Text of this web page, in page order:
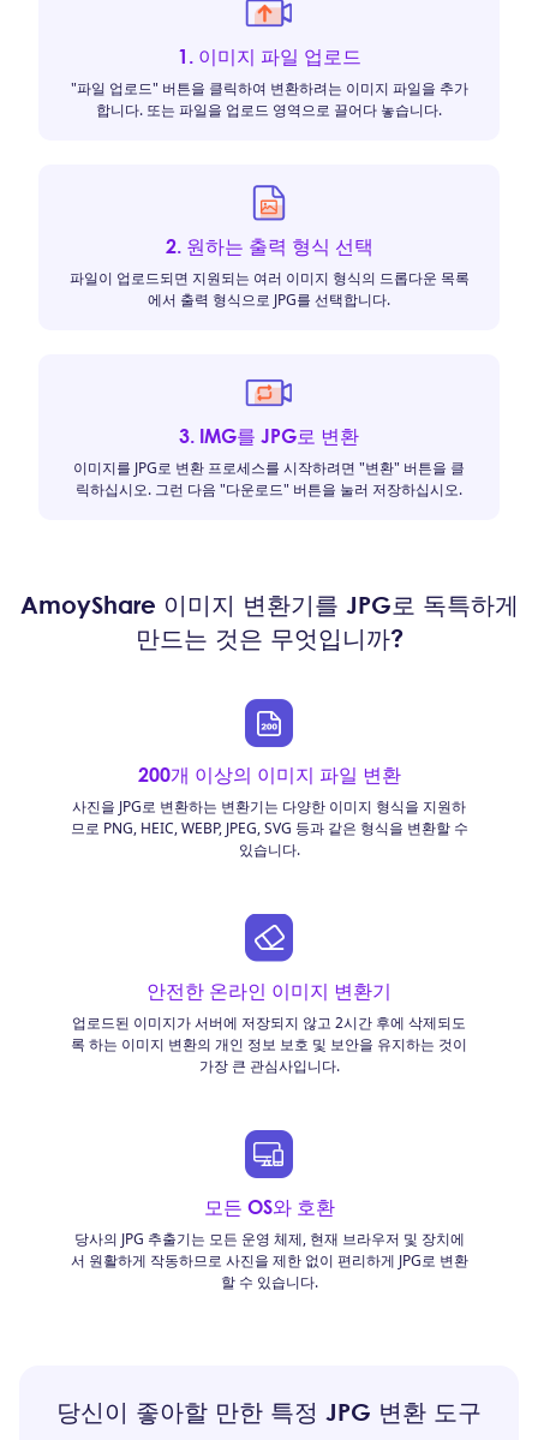
1. 이미지 파일 업로드
"파일 업로드" 버튼을 클릭하여 변환하려는 이미지 파일을 추가
합니다. 또는 파일을 업로드 영역으로 끌어다 놓습니다.
2. 원하는 출력 형식 선택
파일이 업로드되면 지원되는 여러 이미지 형식의 드롭다운 목록
에서 출력 형식으로 JPG를 선택합니다.
3. IMG를 JPG로 변환
이미지를 JPG로 변환 프로세스를 시작하려면 "변환" 버튼을 클
릭하십시오. 그런 다음 "다운로드" 버튼을 눌러 저장하십시오.
AmoyShare 이미지 변환기를 JPG로 독특하게
만드는 것은 무엇입니까?
200개 이상의 이미지 파일 변환
사진을 JPG로 변환하는 변환기는 다양한 이미지 형식을 지원하
므로 PNG, HEIC, WEBP, JPEG, SVG 등과 같은 형식을 변환할 수
있습니다.
안전한 온라인 이미지 변환기
업로드된 이미지가 서버에 저장되지 않고 2시간 후에 삭제되도
록 하는 이미지 변환의 개인 정보 보호 및 보안을 유지하는 것이
가장 큰 관심사입니다.
모든 OS와 호환
당사의 JPG 추출기는 모든 운영 체제, 현재 브라우저 및 장치에
서 원활하게 작동하므로 사진을 제한 없이 편리하게 JPG로 변환
할 수 있습니다.
당신이 좋아할 만한 특정 JPG 변환 도구